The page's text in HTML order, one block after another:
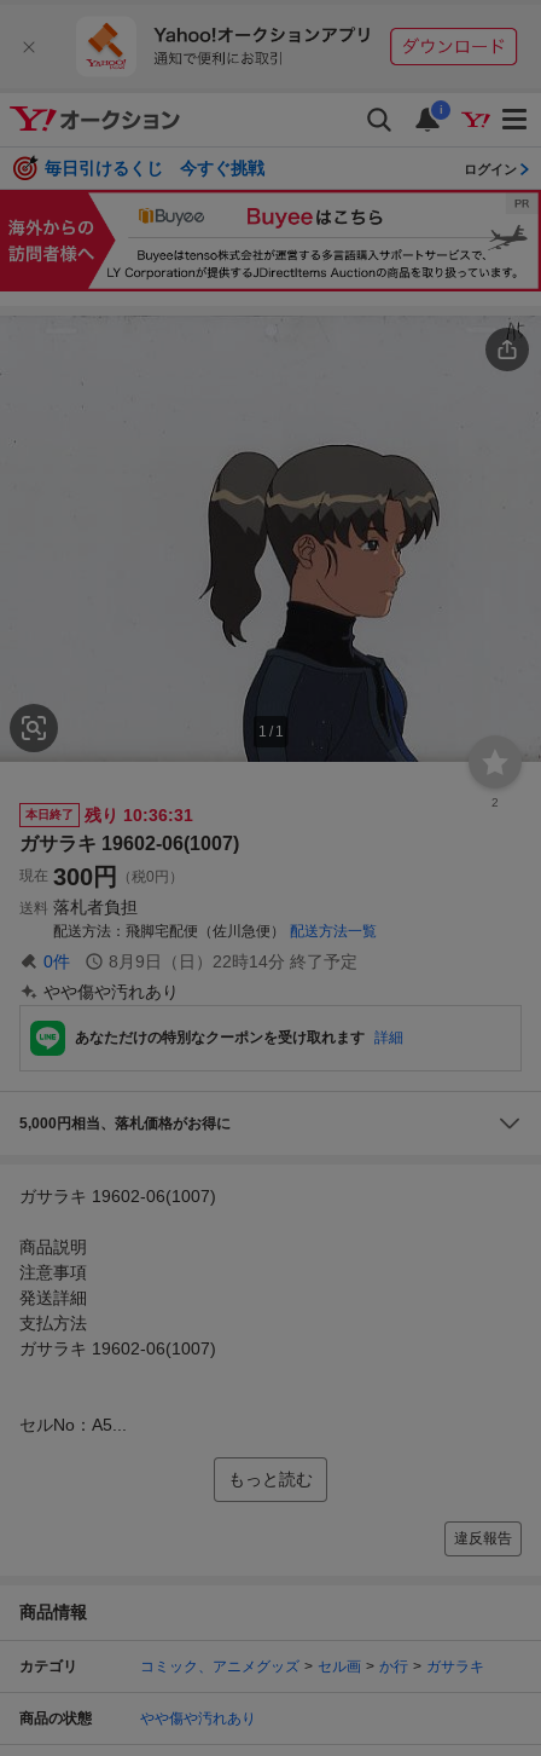
i
毎日引けるくじ 今すぐ挑戦 ログイン
1 / 1
2
本日終了
残り 10:36:30
ガサラキ 19602-06(1007)
現在 300円
（税0円）
送料 落札者負担
配送方法 飛脚宅配便（佐川急便） 配送方法一覧
0件 8月9日（日）22時14分 終了予定
やや傷や汚れあり
あなただけの特別なクーポンを受け取れます 詳細
5,000円相当、落札価格がお得に
ガサラキ 19602-06(1007)
商品説明
注意事項
発送詳細
支払方法
ガサラキ 19602-06(1007)
セルNo：A5...
もっと読む
違反報告
商品情報
カテゴリ コミック、アニメグッズ セル画 か行 ガサラキ
商品の状態 やや傷や汚れあり